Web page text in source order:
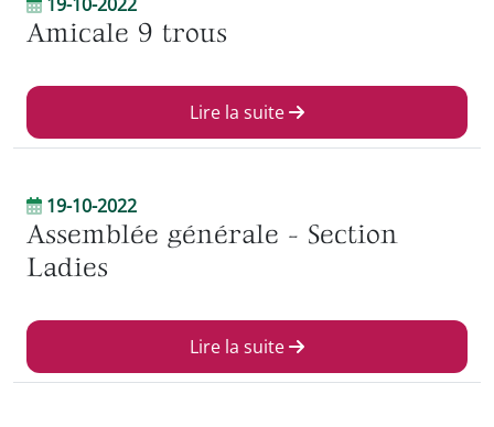
Amicale 9 trous
Lire la suite
19-10-2022
Assemblée générale - Section
Ladies
Lire la suite